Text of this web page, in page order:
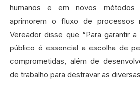
humanos e em novos métodos
aprimorem o fluxo de processos
Vereador disse que “Para garantir
público é essencial a escolha de
comprometidas, além de
de trabalho para destravar as